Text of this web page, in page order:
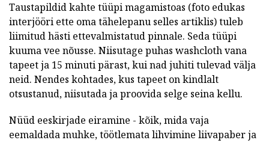
Taustapildid kahte tüüpi magamistoas (foto edukas
interjööri ette oma tähelepanu selles artiklis) tuleb
liimitud hästi ettevalmistatud pinnale. Seda tüüpi
kuuma vee nõusse. Niisutage puhas washcloth vana
tapeet ja 15 minuti pärast, kui nad juhiti tulevad välja
neid. Nendes kohtades, kus tapeet on kindlalt
otsustanud, niisutada ja proovida selge seina kellu.
Nüüd eeskirjade eiramine - kõik, mida vaja
eemaldada muhke, töötlemata lihvimine liivapaber ja